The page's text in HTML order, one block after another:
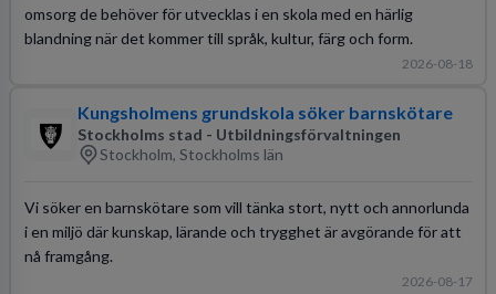
omsorg de behöver för utvecklas i en skola med en härlig
blandning när det kommer till språk, kultur, färg och form.
2026-08-18
Kungsholmens grundskola söker barnskötare
Stockholms stad - Utbildningsförvaltningen
Stockholm, Stockholms län
Vi söker en barnskötare som vill tänka stort, nytt och annorlunda
i en miljö där kunskap, lärande och trygghet är avgörande för att
nå framgång.
2026-08-17